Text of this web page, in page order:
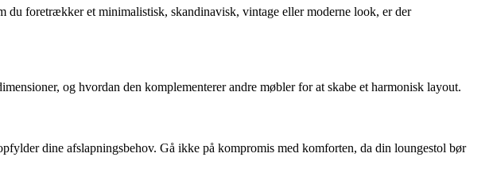
du foretrækker et minimalistisk, skandinavisk, vintage eller moderne look, er der
og hvordan den komplementerer andre møbler for at skabe et harmonisk layout.
dine afslapningsbehov. Gå ikke på kompromis med komforten, da din loungestol bør